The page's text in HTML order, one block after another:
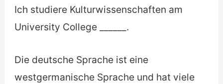
Ich studiere Kulturwissenschaften am
University College ______.
Die deutsche Sprache ist eine
westgermanische Sprache und hat viele